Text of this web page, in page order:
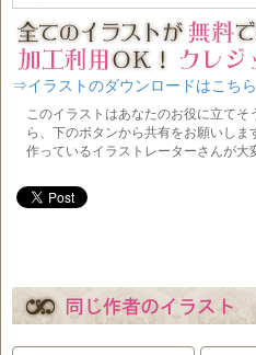
⇒イラストのダウンロードはこちら